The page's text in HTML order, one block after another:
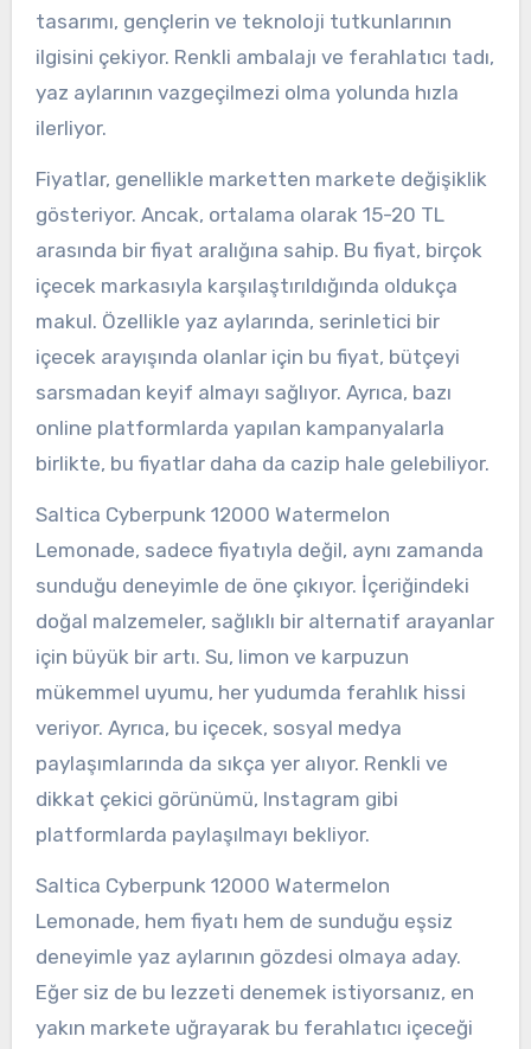
tasarımı, gençlerin ve teknoloji tutkunlarının
ilgisini çekiyor. Renkli ambalajı ve ferahlatıcı tadı,
yaz aylarının vazgeçilmezi olma yolunda hızla
ilerliyor.
Fiyatlar, genellikle marketten markete değişiklik
gösteriyor. Ancak, ortalama olarak 15-20 TL
arasında bir fiyat aralığına sahip. Bu fiyat, birçok
içecek markasıyla karşılaştırıldığında oldukça
makul. Özellikle yaz aylarında, serinletici bir
içecek arayışında olanlar için bu fiyat, bütçeyi
sarsmadan keyif almayı sağlıyor. Ayrıca, bazı
online platformlarda yapılan kampanyalarla
birlikte, bu fiyatlar daha da cazip hale gelebiliyor.
Saltica Cyberpunk 12000 Watermelon
Lemonade, sadece fiyatıyla değil, aynı zamanda
sunduğu deneyimle de öne çıkıyor. İçeriğindeki
doğal malzemeler, sağlıklı bir alternatif arayanlar
için büyük bir artı. Su, limon ve karpuzun
mükemmel uyumu, her yudumda ferahlık hissi
veriyor. Ayrıca, bu içecek, sosyal medya
paylaşımlarında da sıkça yer alıyor. Renkli ve
dikkat çekici görünümü, Instagram gibi
platformlarda paylaşılmayı bekliyor.
Saltica Cyberpunk 12000 Watermelon
Lemonade, hem fiyatı hem de sunduğu eşsiz
deneyimle yaz aylarının gözdesi olmaya aday.
Eğer siz de bu lezzeti denemek istiyorsanız, en
yakın markete uğrayarak bu ferahlatıcı içeceği